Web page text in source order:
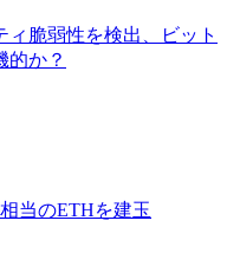
ィ脆弱性を検出、ビット
的か？
当のETHを建玉